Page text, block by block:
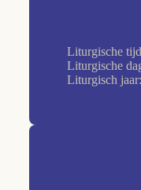
32e Zondag
33e Zondag
Liturgische
Liturgische
Liturgisch jaar: